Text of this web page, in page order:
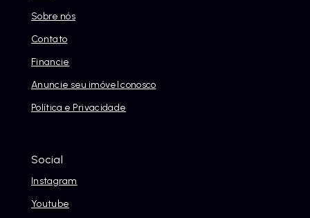
Sobre nós
Contato
Financie
Anuncie seu imóvel conosco
Política e Privacidade
Social
Instagram
Youtube